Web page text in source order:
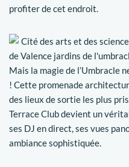
profiter de cet endroit.
Mais la magie de l’Umbracle
! Cette promenade
des lieux de sortie les plus
Terrace Club devient un
ses DJ en direct, ses vues
ambiance sophistiquée.